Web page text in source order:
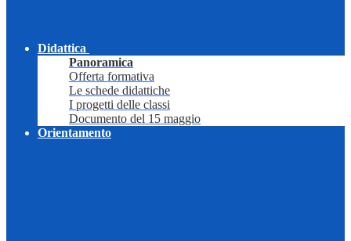
Didattica
Panoramica
Offerta formativa
Le schede didattiche
I progetti delle classi
Documento del 15 maggio
Orientamento